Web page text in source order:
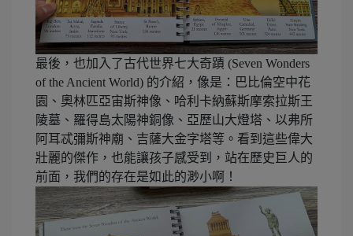
最後，也加入了古代世界七大奇蹟 (Seven Wonders
of the Ancient World) 的介紹，像是：巴比倫空中花
園、奧林匹亞宙斯神像、哈利卡納蘇斯摩索拉斯王
陵墓、羅得島太陽神銅像、亞歷山大燈塔、以弗所
阿耳忒彌斯神廟、吉薩大金字塔等。看到這些偉大
壯麗的傑作，也能讓孩子感受到，站在歷史巨人的
前面，我們的存在是如此的渺小啊！